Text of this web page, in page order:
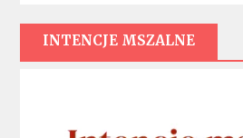
INTENCJE MSZALNE